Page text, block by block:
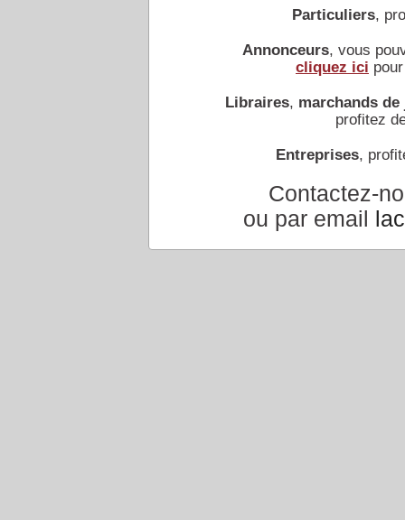
Particuliers,
Annonceurs, vous
cliquez ici
Libraires, marchands de
profitez
Entreprises,
Contactez-
ou par email